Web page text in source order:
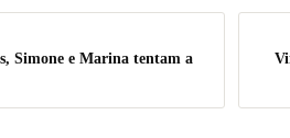
Simone e Marina tentam a